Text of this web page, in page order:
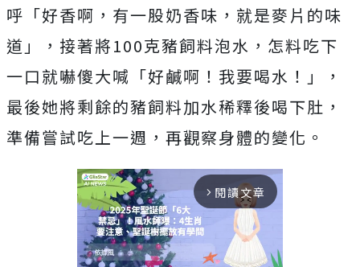
呼「好香啊，有一股奶香味，就是麥片的味
道」，接著將100克豬飼料泡水，怎料吃下
一口就嚇傻大喊「好鹹啊！我要喝水！」，
最後她將剩餘的豬飼料加水稀釋後喝下肚，
準備嘗試吃上一週，再觀察身體的變化。
arrow_forward_ios 閱讀文章